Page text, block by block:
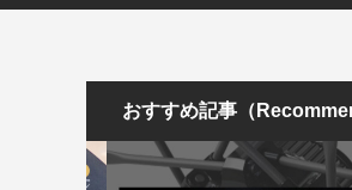
おすすめ記事（